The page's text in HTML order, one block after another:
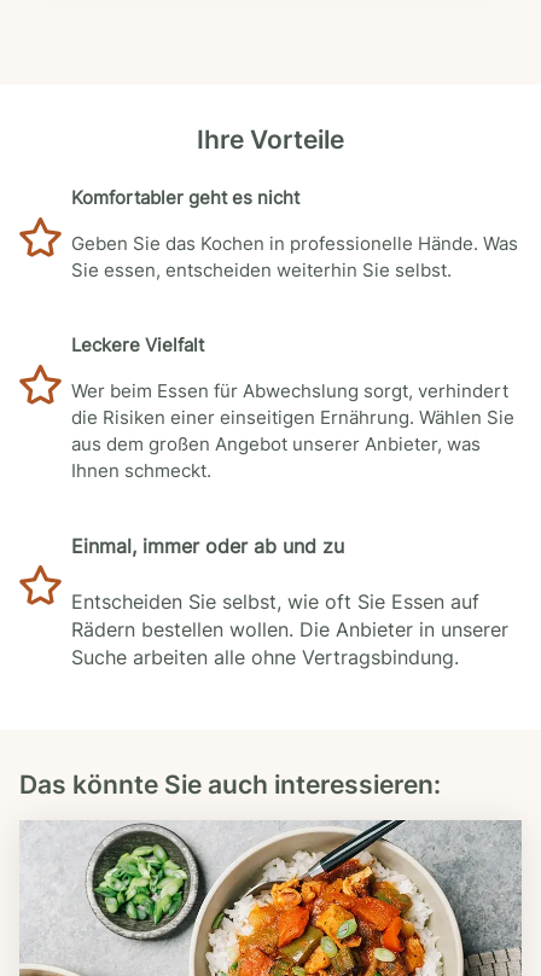
Ihre Vorteile
Komfortabler geht es nicht
Geben Sie das Kochen in professionelle Hände. Was
Sie essen, entscheiden weiterhin Sie selbst.
Leckere Vielfalt
Wer beim Essen für Abwechslung sorgt, verhindert
die Risiken einer einseitigen Ernährung. Wählen Sie
aus dem großen Angebot unserer Anbieter, was
Ihnen schmeckt.
Einmal, immer oder ab und zu
Entscheiden Sie selbst, wie oft Sie Essen auf
Rädern bestellen wollen. Die Anbieter in unserer
Suche arbeiten alle ohne Vertragsbindung.
Das könnte Sie auch interessieren: